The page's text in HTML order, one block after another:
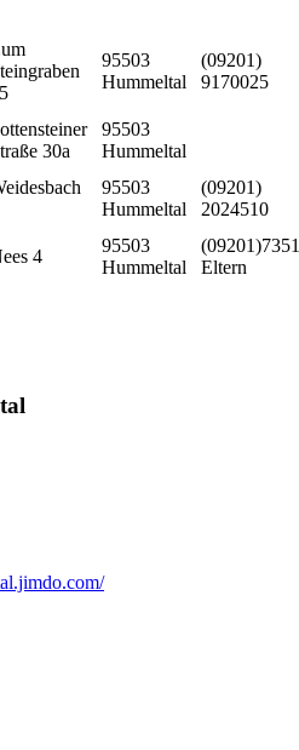
95503
Hummeltal
(09201)
9170025
30a
95503
Hummeltal
95503
Hummeltal
(09201)
2024510
4
95503
Hummeltal
(09201)7351
Eltern